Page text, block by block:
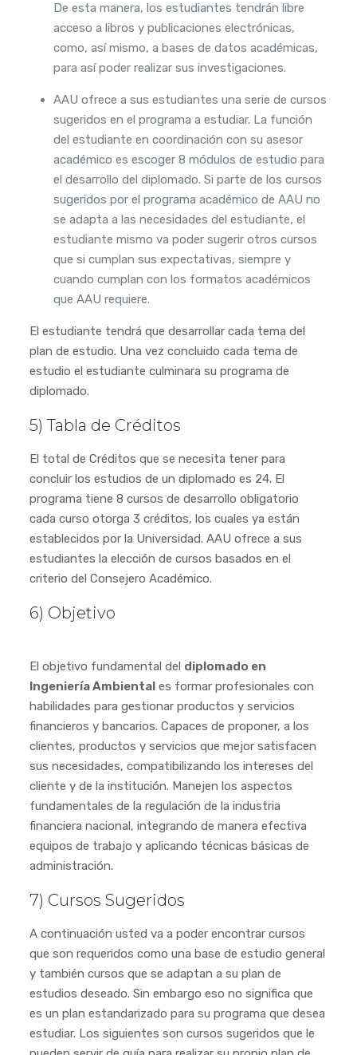
De esta manera, los estudiantes tendrán libre
acceso a libros y publicaciones electrónicas,
como, así mismo, a bases de datos académicas,
para así poder realizar sus investigaciones.
AAU ofrece a sus estudiantes una serie de cursos
sugeridos en el programa a estudiar. La función
del estudiante en coordinación con su asesor
académico es escoger 8 módulos de estudio para
el desarrollo del diplomado. Si parte de los cursos
sugeridos por el programa académico de AAU no
se adapta a las necesidades del estudiante, el
estudiante mismo va poder sugerir otros cursos
que si cumplan sus expectativas, siempre y
cuando cumplan con los formatos académicos
que AAU requiere.
El estudiante tendrá que desarrollar cada tema del
plan de estudio. Una vez concluido cada tema de
estudio el estudiante culminara su programa de
diplomado.
5) Tabla de Créditos
El total de Créditos que se necesita tener para
concluir los estudios de un diplomado es 24. El
programa tiene 8 cursos de desarrollo obligatorio
cada curso otorga 3 créditos, los cuales ya están
establecidos por la Universidad. AAU ofrece a sus
estudiantes la elección de cursos basados en el
criterio del Consejero Académico.
6) Objetivo
El objetivo fundamental del diplomado en
Ingeniería Ambientales formar profesionales con
habilidades para gestionar productos y servicios
financieros y bancarios. Capaces de proponer, a los
clientes, productos y servicios que mejor satisfacen
sus necesidades, compatibilizando los intereses del
cliente y de la institución. Manejen los aspectos
fundamentales de la regulación de la industria
financiera nacional, integrando de manera efectiva
equipos de trabajo y aplicando técnicas básicas de
administración.
7) Cursos Sugeridos
A continuación usted va a poder encontrar cursos
que son requeridos como una base de estudio general
y también cursos que se adaptan a su plan de
estudios deseado. Sin embargo eso no significa que
es un plan estandarizado para su programa que desea
estudiar. Los siguientes son cursos sugeridos que le